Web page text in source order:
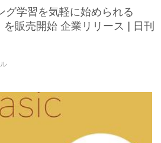
学習を気軽に始められる
販売開始 企業リリース | 日刊